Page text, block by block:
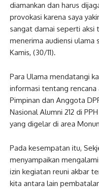
diamankan dan harus
provokasi karena saya
sangat damai seperti aksi
menerima audiensi ulama
Kamis, (30/11).
Para Ulama mendatangi
informasi tentang rencana
Pimpinan dan Anggota
Nasional Alumni 212 di
yang digelar di area
Pada kesempatan itu,
menyampaikan
izin kegiatan reuni akbar
kita antara lain